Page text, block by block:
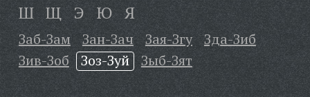
Ш Щ Э Ю Я
Заб-Зам Зан-Зач Зая-Згу
Зда-Зиб
Зив-Зоб
Зоз-Зуй Зыб-Зят